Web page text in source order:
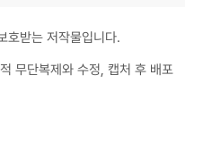
호받는 저작물입니다.
무단복제와 수정, 캡처 후 배포